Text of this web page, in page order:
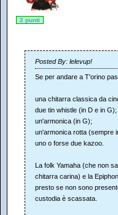
2 punti
Posted By: lelevup!
Se per andare a T'orino
una chitarra classica da
due tin whistle (in D e in G);
un'armonica (in G);
un'armonica rotta (sempre
uno o forse due kazoo.
La folk Yamaha (che non
chitarra carina) e la
presto se non sono
custodia è scassata.